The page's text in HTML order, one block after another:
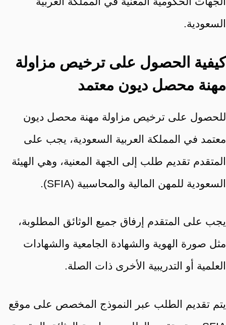
السعودية.
كيفية الحصول على ترخيص مزاولة
مهنة محصل ديون معتمد
للحصول على ترخيص مزاولة مهنة محصل ديون
معتمد في المملكة العربية السعودية، يجب على
المتقدم تقديم طلب إلى الجهة المعنية، وهي الهيئة
السعودية للمهن المالية والمحاسبية (SFIA).
يجب على المتقدم إرفاق جميع الوثائق المطلوبة،
مثل صورة الهوية والشهادة الجامعية والشهادات
العلمية أو التدريبية الأخرى ذات الصلة.
يتم تقديم الطلب عبر النموذج المخصص على موقع